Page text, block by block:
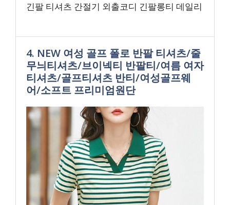
긴팔 티셔츠 간절기 외출코디 긴팔롱티 데일리
4. NEW 여성 골프 폴로 반팔 티셔츠/줄
무늬티셔츠/브이넥티 반팔티/여름 여자
티셔츠/골프티셔츠 반티/여성골프웨
어/소프트 프리미엄원단